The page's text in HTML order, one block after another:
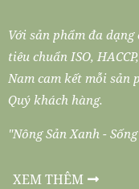
Với sản phẩm đa
tiêu chuẩn ISO,
Nam cam kết mỗi sản
Quý khách hàng.
"Nông Sản Xanh -
XEM THÊM